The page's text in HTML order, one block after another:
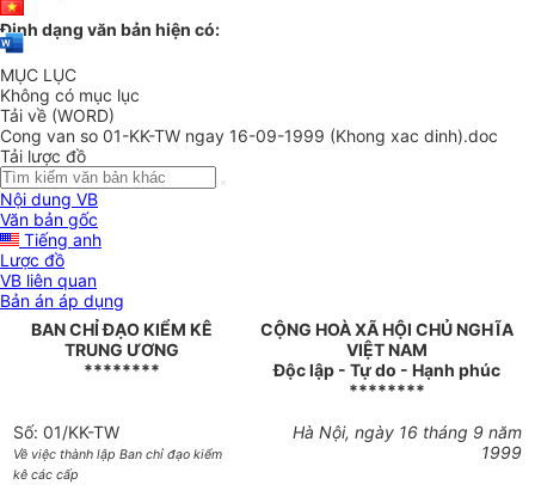
Định dạng văn bản hiện có:
MỤC LỤC
Không có mục lục
Tải về (WORD)
Cong van so 01-KK-TW ngay 16-09-1999 (Khong xac dinh).doc
Tải lược đồ
Nội dung VB
Văn bản gốc
Tiếng anh
Lược đồ
VB liên quan
Bản án áp dụng
BAN CHỈ ĐẠO KIỂM KÊ
TRUNG ƯƠNG
********
CỘNG HOÀ XÃ HỘI CHỦ NGHĨA
VIỆT NAM
Độc lập - Tự do - Hạnh phúc
********
Số: 01/KK-TW
Về việc thành lập Ban chỉ đạo kiểm
kê các cấp
Hà Nội, ngày 16 tháng 9 năm
1999